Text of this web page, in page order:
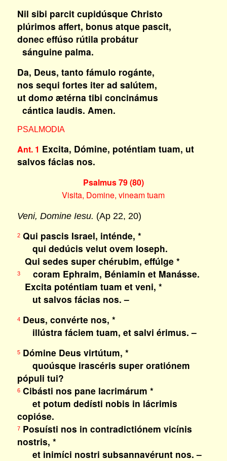
Nil sibi parcit cupidúsque Christo
plúrimos affert, bonus atque pascit,
donec effúso rútila probátur
sánguine palma.
Da, Deus, tanto fámulo rogánte,
nos sequi fortes iter ad salútem,
ut domoætérna tibi concinámus
cántica laudis. Amen.
PSALMODIA
Ant. 1 Excita, Dómine, poténtiam tuam, ut
salvos fácias nos.
Psalmus 79 (80)
Visita, Domine, vineam tuam
Veni, Domine Iesu. (Ap 22, 20)
2Qui pascis Israel, inténde, *
qui dedúcis velut ovem Ioseph.
Qui sedes super chérubim, effúlge *
3coram Ephraim, Béniamin et Manásse.
Excita poténtiam tuam et veni, *
ut salvos fácias nos. –
4Deus, convérte nos, *
illústra fáciem tuam, et salvi érimus. –
5Dómine Deus virtútum, *
quoúsque irascéris super oratiónem
pópuli tui?
6Cibásti nos pane lacrimárum *
et potum dedísti nobis in lácrimis
copióse.
7Posuísti nos in contradictiónem vicínis
nostris, *
et inimíci nostri subsannavérunt nos. –